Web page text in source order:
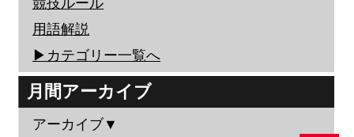
競技ルール
用語解説
▶︎カテゴリー一覧へ
月間アーカイブ
アーカイブ▼